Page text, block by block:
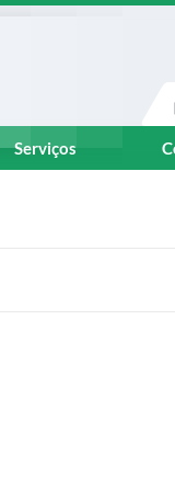
Serviços